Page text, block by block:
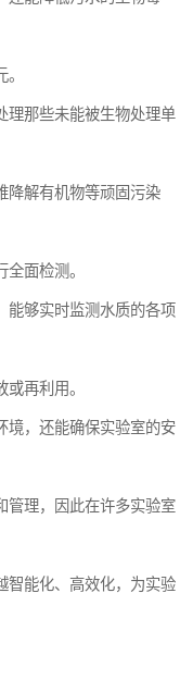
理那些未能被生物处理单
降解有机物等顽固污染
面检测。
能够实时监测水质的各项
再利用。
境，还能确保实验室的安
管理，因此在许多实验室
智能化、高效化，为实验